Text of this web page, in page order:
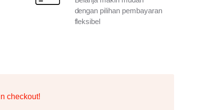
dengan pilihan pembayaran
fleksibel
checkout!